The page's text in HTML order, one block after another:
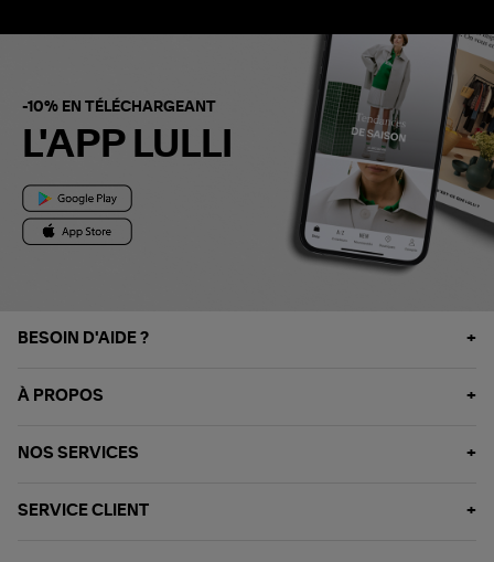
-10% EN TÉLÉCHARGEANT
L'APP LULLI
BESOIN D'AIDE ?
À PROPOS
NOS SERVICES
SERVICE CLIENT